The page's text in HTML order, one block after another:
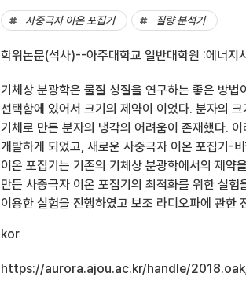
사중극자 이온 포집기 질량 분석기
학위논문(석사)--아주대학교 일반대학원 :에너
기체상 분광학은 물질 성질을 연구하는 좋은 방
선택함에 있어서 크기의 제약이 이었다. 분자의
기체로 만든 분자의 냉각의 어려움이 존재했다.
개발하게 되었고, 새로운 사중극자 이온 포집기-
이온 포집기는 기존의 기체상 분광학에서의 제약
만든 사중극자 이온 포집기의 최적화를 위한 실
이용한 실험을 진행하였고 보조 라디오파에 관한
kor
https://aurora.ajou.ac.kr/handle/